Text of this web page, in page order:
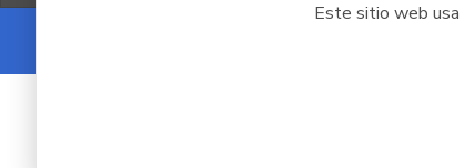
Este sitio web usa